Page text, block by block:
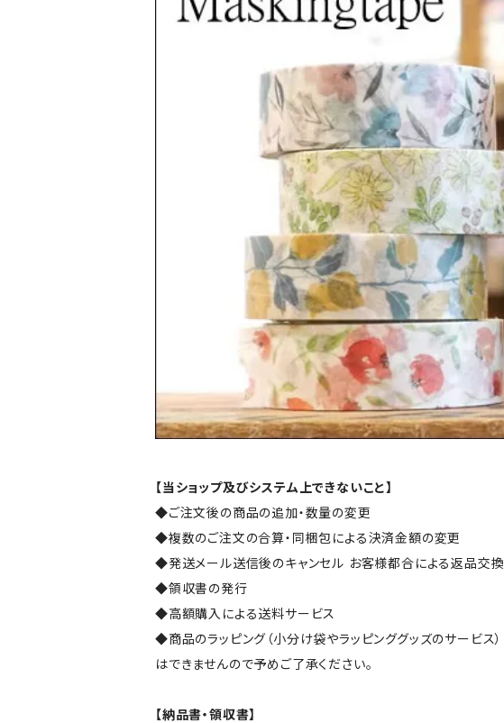
【当ショップ及びシステム上できないこと】
◆ご注文後の商品の追加・数量の変更
◆複数のご注文の合算・同梱包による決済金額の変更
◆発送メール送信後のキャンセル お客様都合による返品交換
◆領収書の発行
◆高額購入による送料サービス
◆商品のラッピング（小分け袋やラッピンググッズのサービス）
はできませんので予めご了承ください。
【納品書・領収書】